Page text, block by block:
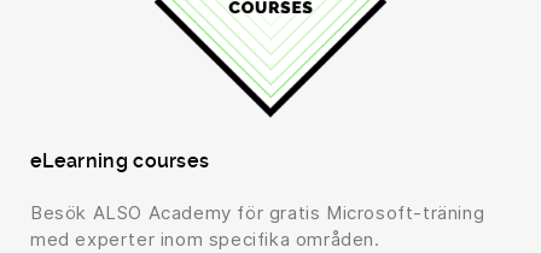
eLearning courses
Besök ALSO Academy för gratis Microsoft-träning
med experter inom specifika områden.